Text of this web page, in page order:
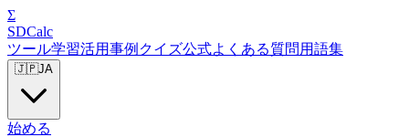
Σ
SDCalc
ツール学習活用事例 クイズ公式よくある質問 用語集
🇯🇵JA
始める